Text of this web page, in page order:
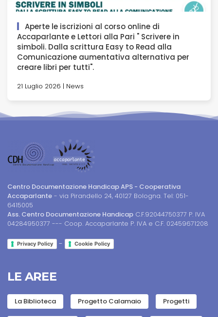
Aperte le iscrizioni al corso online di
Accaparlante e Lettori alla Pari " Scrivere in
simboli. Dalla scrittura Easy to Read alla
Comunicazione aumentativa alternativa per
creare libri per tutti".
21 Luglio 2026 | News
Centro Documentazione Handicap APS - Cooperativa
Accaparlante - via Pirandello 24, 40127 Bologna. Tel: 051-
6415005
Ass. Centro Documentazione Handicap C.F.92044750377 P. IVA
04284950377 --- Coop. Accaparlante P. IVA e C.F. 02459671208
Privacy Policy - Cookie Policy
LE AREE
La Biblioteca Progetto Calamaio Progetti